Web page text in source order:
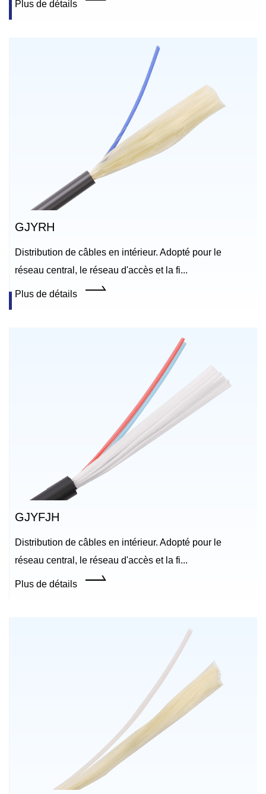
Plus de détails
GJYRH
Distribution de câbles en intérieur. Adopté pour le
réseau central, le réseau d'accès et la fi...
Plus de détails
GJYFJH
Distribution de câbles en intérieur. Adopté pour le
réseau central, le réseau d'accès et la fi...
Plus de détails